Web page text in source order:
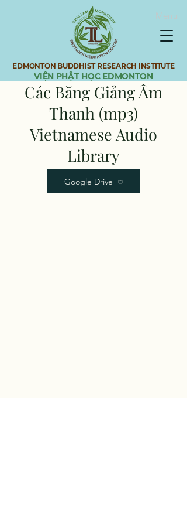
Menu
EDMONTON BUDDHIST RESEARCH INSTITUTE
VIỆN PHẬT HỌC EDMONTON
Các Băng Giảng Âm
Thanh (mp3)
​Vietnamese Audio
Library
Google Drive